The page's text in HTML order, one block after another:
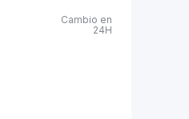
Cambio en
24H